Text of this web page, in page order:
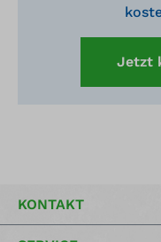
Jetzt
KONTAKT